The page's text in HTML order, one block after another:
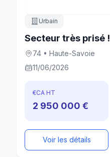
Urbain
Secteur très prisé !
74 • Haute-Savoie
11/06/2026
€CA HT
2 950 000 €
Voir les détails